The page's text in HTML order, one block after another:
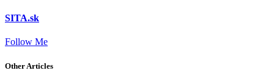
SITA.sk
Follow Me
Other Articles